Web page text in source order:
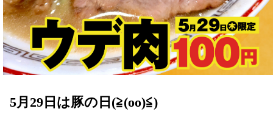
5月29日は豚の日(≧(oo)≦)